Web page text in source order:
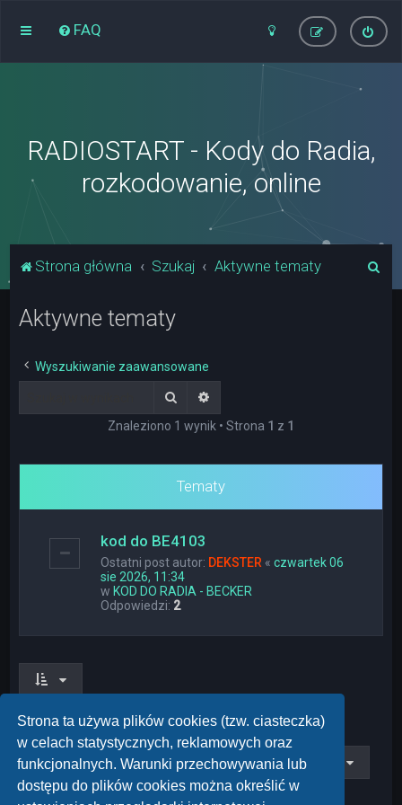
Strona ta używa plików cookies (tzw. ciasteczka)
w celach statystycznych, reklamowych oraz
funkcjonalnych. Warunki przechowywania lub
dostępu do plików cookies można określić w
FAQ
RADIOSTART - Kody do Radia,
rozkodowanie, online
Strona główna Szukaj Aktywne tematy
Aktywne tematy
Wyszukiwanie zaawansowane
Szukaj
Znaleziono 1 wynik • Strona 1 z 1
Tematy
kod do BE4103
Ostatni post autor: DEKSTER «czwartek 06
sie 2026, 11:34
w KOD DO RADIA - BECKER
Odpowiedzi: 2
Przejdź do